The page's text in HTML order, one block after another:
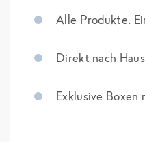
Alle Produkte.
Direkt nach
Exklusive Boxen